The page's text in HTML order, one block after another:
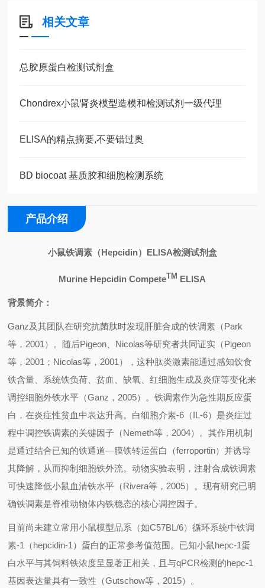
相关文章
总胶原蛋白检测试剂盒
Chondrex小鼠肾炎模型造模和检测试剂一级代理
ELISA的精点摘要,不要错过奥
BD biocoat 基质胶和细胞检测系统
产品介绍
小鼠铁调素（Hepcidin） ELISA检测试剂盒
Murine Hepcidin CompeteTM ELISA
背景简介：
Ganz及其团队在研究抗菌肽时发现肝脏合成的铁调素（Park
等， 2001 ）。随后Pigeon Nicolas等研究者共同证实（Pigeon
等， 2001 ； Nicolas等， 2001 ），这种肽类激素能通过感知饮食
铁含量、系统铁负荷、贫血、缺氧、红细胞生成及炎症等变化来
调控细胞外铁水平（Ganz ， 2005）。铁调素作为急性期反应蛋
白，在炎症性贫血中表达升高。白细胞介素-6 （IL-6）是炎症过
程中调控铁调素的关键因子（Nemeth等， 2004）。其作用机制
是通过结合已知的铁通道—膜铁转运蛋白（ferroportin）并诱导
其降解，从而抑制细胞铁外流。动物实验表明，注射合成铁调素
可快速降低小鼠血清铁水平（Rivera等， 2005）。现有研究已明
确铁调素是脊椎动物体内铁稳态的核心调控因子。
目前尚未建立常用小鼠模型品系（如C57BL/6）循环系统中铁调
素-1 （hepcidin-1 ）蛋白的正常参考值范围。已知小鼠hepc-1蛋
白水平与其饲料铁浓度呈显著正相关，且与qPCR检测的hepc-1
基因表达量具有一致性（Gutschow等， 2015）。